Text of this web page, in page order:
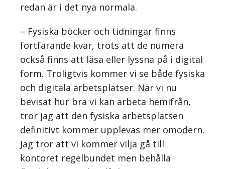
redan är i det nya normala.
– Fysiska böcker och tidningar finns
fortfarande kvar, trots att de numera
också finns att läsa eller lyssna på i digital
form. Troligtvis kommer vi se både fysiska
och digitala arbetsplatser. När vi nu
bevisat hur bra vi kan arbeta hemifrån,
tror jag att den fysiska arbetsplatsen
definitivt kommer upplevas mer omodern.
Jag tror att vi kommer vilja gå till
kontoret regelbundet men behålla